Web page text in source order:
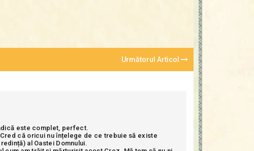
Următorul Articol
este complet, perfect.
că oricui nu înțelege de ce trebuie să existe
al Oastei Domnului.